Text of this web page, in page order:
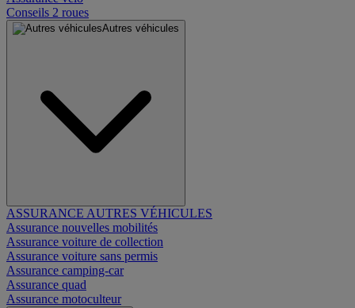
Conseils 2 roues
Autres véhicules
ASSURANCE AUTRES VÉHICULES
Assurance nouvelles mobilités
Assurance voiture de collection
Assurance voiture sans permis
Assurance camping-car
Assurance quad
Assurance motoculteur